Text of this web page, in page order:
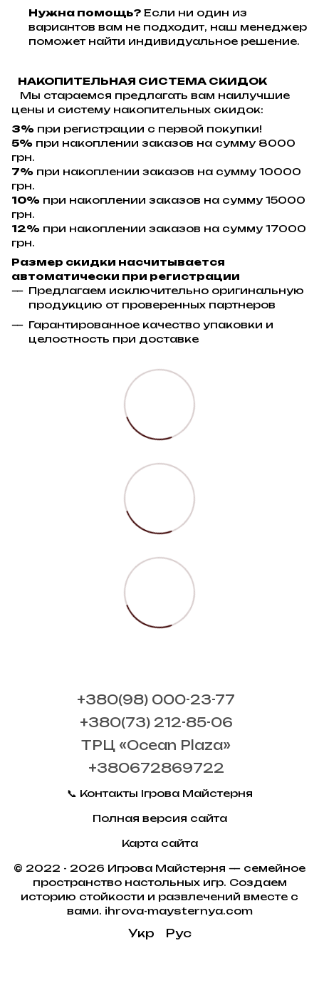
Нужна помощь? Если ни один из
вариантов вам не подходит, наш менеджер
поможет найти индивидуальное решение.
НАКОПИТЕЛЬНАЯ СИСТЕМА СКИДОК
Мы стараемся предлагать вам наилучшие
цены и систему накопительных скидок:
3% при регистрации с первой покупки!
5% при накоплении заказов на сумму 8000
грн.
7% при накоплении заказов на сумму 10000
грн.
10% при накоплении заказов на сумму 15000
грн.
12% при накоплении заказов на сумму 17000
грн.
Размер скидки насчитывается
автоматически при регистрации
Предлагаем исключительно оригинальную
продукцию от проверенных партнеров
Гарантированное качество упаковки и
целостность при доставке
+380(98) 000-23-77
+380(73) 212-85-06
ТРЦ «Ocean Plaza»
+380672869722
📞 Контакты Ігрова Майстерня
Полная версия сайта
Карта сайта
© 2022 - 2026 Игрова Майстерня — семейное
пространство настольных игр. Создаем
историю стойкости и развлечений вместе с
вами. ihrova-maysternya.com
Укр Рус